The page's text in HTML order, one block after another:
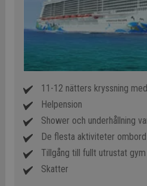
11-12 nätters kryssning
Helpension
Shower och underhållning
De flesta aktiviteter ombord
Tillgång till fullt utrustat gym
Skatter